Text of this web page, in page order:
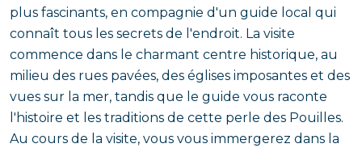
plus fascinants, en compagnie d'un guide local qui
connaît tous les secrets de l'endroit. La visite
commence dans le charmant centre historique, au
milieu des rues pavées, des églises imposantes et des
vues sur la mer, tandis que le guide vous raconte
l'histoire et les traditions de cette perle des Pouilles.
Au cours de la visite, vous vous immergerez dans la